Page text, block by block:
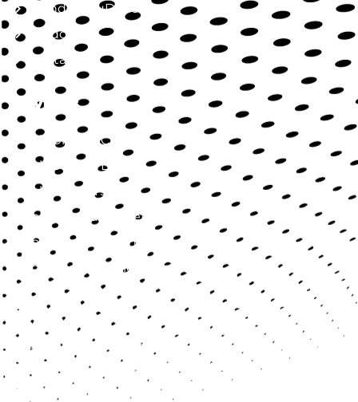
Mundo SaluDirecta
Aliados
Contacto
Servicios
SaluDirecta Citas
SaluDirecta Lab
SaluDirecta Job
SaluDirecta Market
SaluDirecta Learning
Longevidad y Bienestar
Contact
Blv. Palmas Hill 1, Torre WeWork, piso 14, 14-127, CP
52763, Huixquilucan, Estado México
contacto@saludirecta.com